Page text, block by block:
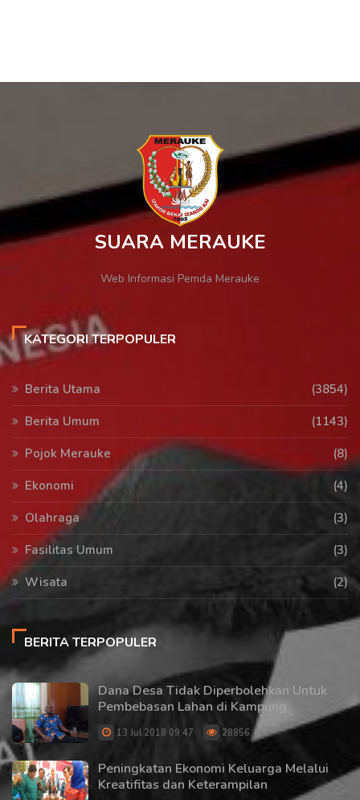
SUARA MERAUKE
Web Informasi Pemda Merauke
KATEGORI TERPOPULER
Berita Utama
(3854)
Berita Umum
(1143)
Pojok Merauke
(8)
Ekonomi
(4)
Olahraga
(3)
Fasilitas Umum
(3)
Wisata
(2)
BERITA TERPOPULER
Dana Desa Tidak Diperbolehkan Untuk
Pembebasan Lahan di Kampung
13 Jul 2018 09:47 28856
Peningkatan Ekonomi Keluarga Melalui
Kreatifitas dan Keterampilan